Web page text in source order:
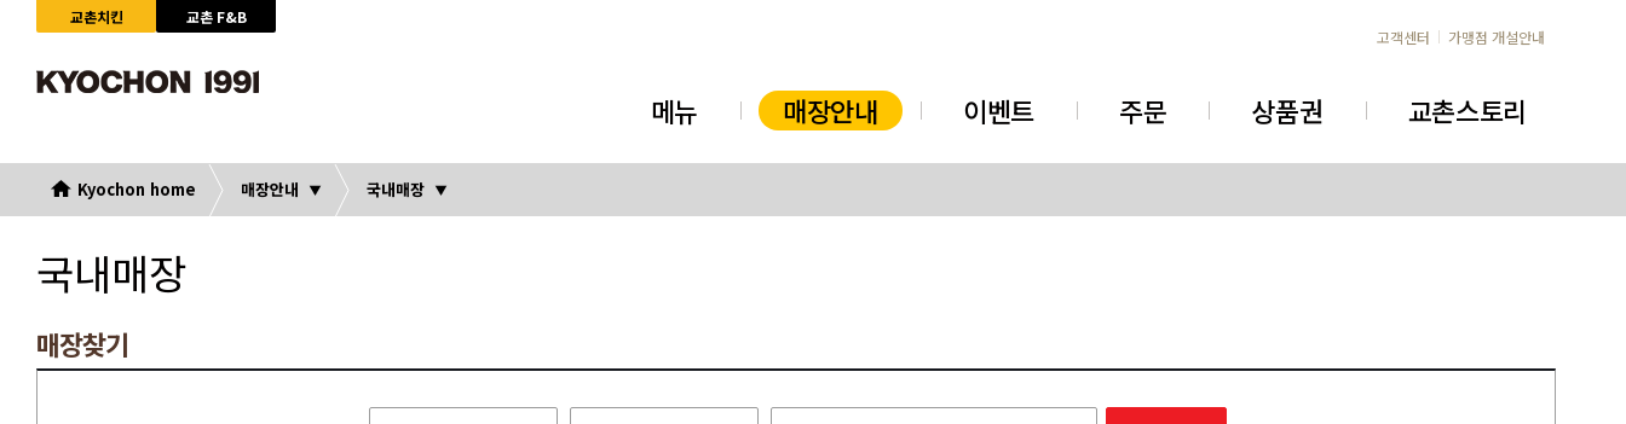
교촌치킨
교촌 F&B
고객센터
가맹점 개설안내
메뉴 매장안내 이벤트 주문 상품권 교촌스토리
Kyochon home 매장안내 국내매장
국내매장
매장찾기